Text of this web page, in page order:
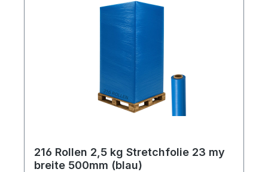
216 Rollen 2,5 kg Stretchfolie 23 my
breite 500mm (blau)